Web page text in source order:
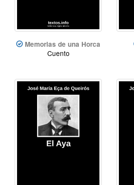
Memorias de una Horca
Cuento